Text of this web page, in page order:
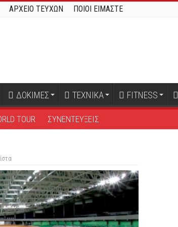
ΑΡΧΕΙΟ ΤΕΥΧΩΝ ΠΟΙΟΙ ΕΙΜΑΣΤΕ
ΔΟΚΙΜΕΣ ΤΕΧΝΙΚΑ FITNESS
TOUR ΣΥΝΕΝΤΕΥΞΕΙΣ